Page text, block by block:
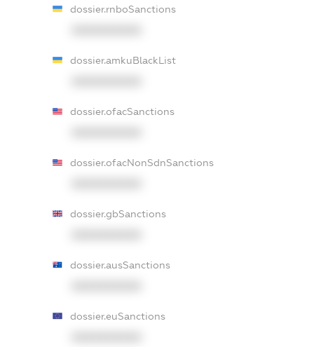
dossier.rnboSanctions
dossier.amkuBlackList
dossier.ofacSanctions
dossier.ofacNonSdnSanctions
dossier.gbSanctions
dossier.ausSanctions
dossier.euSanctions